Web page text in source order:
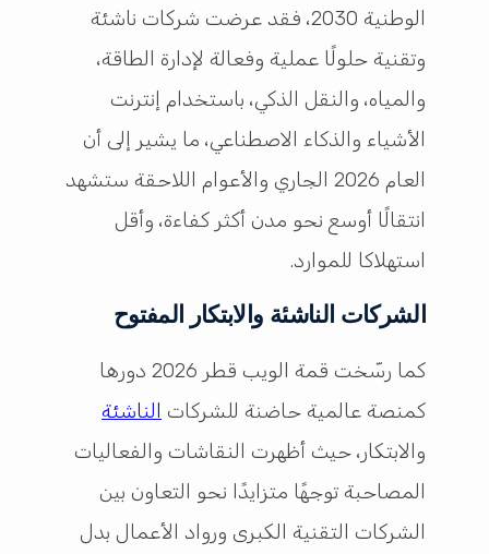
الوطنية 2030، فقد عرضت شركات ناشئة
وتقنية حلولًا عملية وفعالة لإدارة الطاقة،
والمياه، والنقل الذكي، باستخدام إنترنت
الأشياء والذكاء الاصطناعي، ما يشير إلى أن
العام 2026 الجاري والأعوام اللاحقة ستشهد
انتقالًا أوسع نحو مدن أكثر كفاءة، وأقل
استهلاكا للموارد.
الشركات الناشئة والابتكار المفتوح
كما رسّخت قمة الويب قطر 2026 دورها
كمنصة عالمية حاضنة للشركات الناشئة
والابتكار، حيث أظهرت النقاشات والفعاليات
المصاحبة توجهًا متزايدًا نحو التعاون بين
الشركات التقنية الكبرى ورواد الأعمال بدل